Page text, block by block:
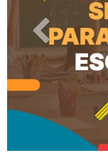
Previous